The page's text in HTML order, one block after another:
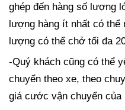
ghép đến hàng số lượng
lượng hàng ít nhất có
lượng có thể chở tối đa
-Quý khách cũng có thể
chuyển theo xe, theo
giá cước vận chuyển của